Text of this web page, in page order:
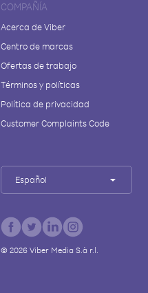
COMPAÑÍA
Acerca de Viber
Centro de marcas
Ofertas de trabajo
Términos y políticas
Política de privacidad
Customer Complaints Code
Español
© 2026Viber Media S.à r.l.